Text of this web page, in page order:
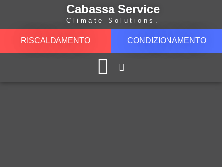
Cabassa Service
Climate Solutions.
RISCALDAMENTO CONDIZIONAMENTO